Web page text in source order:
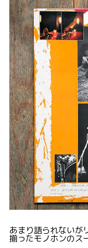
あまり語られないが
揃ったモノホンのス